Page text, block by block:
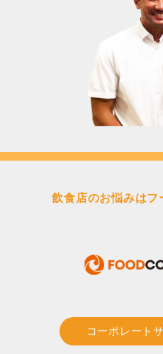
飲食店のお悩みは
コーポレート